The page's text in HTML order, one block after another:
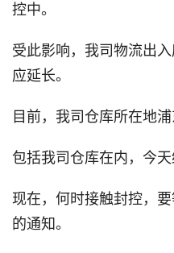
控中。
受此影响，我司物流出
应延长。
目前，我司仓库所在地
包括我司仓库在内，今天
现在，何时接触封控，
的通知。